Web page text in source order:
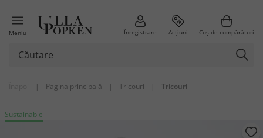
Meniu Înregistrare Acțiuni Coș de cumpărături
| Pagina principală | Tricouri | Tricouri
Sustainable